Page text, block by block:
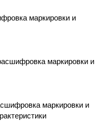
маркировки и
маркировки и
маркировки и